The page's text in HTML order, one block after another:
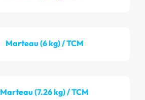
Marteau (6 kg) / TCM
Marteau (7.26 kg) / TCM